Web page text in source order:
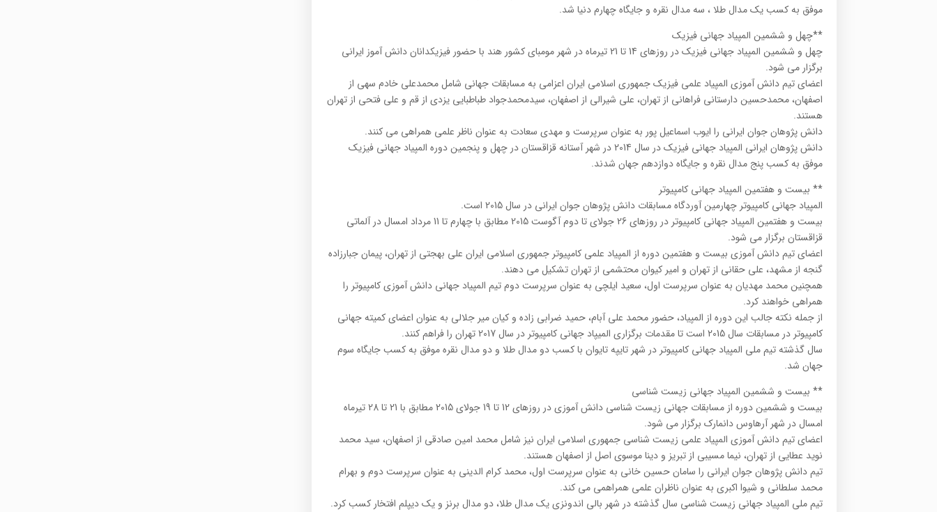
موفق به کسب یک مدال طلا ، سه مدال نقره و جایگاه چهارم دنیا شد.
**چهل و ششمین المپیاد جهانی فیزیک
چهل و ششمین المپیاد جهانی فیزیک در روزهای 14 تا 21 تیرماه در شهر مومبای کشور هند با حضور فیزیکدانان دانش آموز ایرانی
برگزار می شود.
اعضای تیم دانش آموزی المپیاد علمی فیزیک جمهوری اسلامی ایران اعزامی به مسابقات جهانی شامل محمدعلی خادم سهی از
اصفهان، محمدحسین دارستانی فراهانی از تهران، علی شیرالی از اصفهان، سیدمحمدجواد طباطبایی یزدی از قم و علی فتحی از تهران
هستند.
دانش پژوهان جوان ایرانی را ایوب اسماعیل پور به عنوان سرپرست و مهدی سعادت به عنوان ناظر علمی همراهی می کنند.
دانش پژوهان ایرانی المپیاد جهانی فیزیک در سال 2014 در شهر آستانه قزاقستان در چهل و پنجمین دوره المپیاد جهانی فیزیک
موفق به کسب پنج مدال نقره و جایگاه دوازدهم جهان شدند.
** بیست و هفتمین المپیاد جهانی کامپیوتر
المپیاد جهانی کامپیوتر چهارمین آوردگاه مسابقات دانش پژوهان جوان ایرانی در سال 2015 است.
بیست و هفتمین المپیاد جهانی کامپیوتر در روزهای 26 جولای تا دوم آگوست 2015 مطابق با چهارم تا 11 مرداد امسال در آلماتی
قزاقستان برگزار می شود.
اعضای تیم دانش آموزی بیست و هفتمین دوره از المپیاد علمی کامپیوتر جمهوری اسلامی ایران علی بهجتی از تهران، پیمان جبارزاده
گنجه از مشهد، علی حقانی از تهران و امیر کیوان محتشمی از تهران تشکیل می دهند.
همچنین محمد مهدیان به عنوان سرپرست اول، سعید ایلچی به عنوان سرپرست دوم تیم المپیاد جهانی دانش آموزی کامپیوتر را
همراهی خواهند کرد.
از جمله نکته جالب این دوره از المپیاد، حضور محمد علی آبام، حمید ضرابی زاده و کیان میر جلالی به عنوان اعضای کمیته جهانی
کامپیوتر در مسابقات سال 2015 است تا مقدمات برگزاری المیپاد جهانی کامپیوتر در سال 2017 تهران را فراهم کنند.
سال گذشته تیم ملی المپیاد جهانی کامپیوتر در شهر تایپه تایوان با کسب دو مدال طلا و دو مدال نقره موفق به کسب جایگاه سوم
جهان شد.
** بیست و ششمین المپیاد جهانی زیست شناسی
بیست و ششمین دوره از مسابقات جهانی زیست شناسی دانش آموزی در روزهای 12 تا 19 جولای 2015 مطابق با 21 تا 28 تیرماه
امسال در شهر آرهاوس دانمارک برگزار می شود.
اعضای تیم دانش آموزی المپیاد علمی زیست شناسی جمهوری اسلامی ایران نیز شامل محمد امین صادقی از اصفهان، سید محمد
نوید عطایی از تهران، نیما مسیبی از تبریز و دینا موسوی اصل از اصفهان هستند.
تیم دانش پژوهان جوان ایرانی را سامان حسین خانی به عنوان سرپرست اول، محمد کرام الدینی به عنوان سرپرست دوم و بهرام
محمد سلطانی و شیوا اکبری به عنوان ناظران علمی همراهمی می کند.
تیم ملی المپیاد جهانی زیست شناسی سال گذشته در شهر بالی اندونزی یک مدال طلا، دو مدال برنز و یک دیپلم افتخار کسب کرد.